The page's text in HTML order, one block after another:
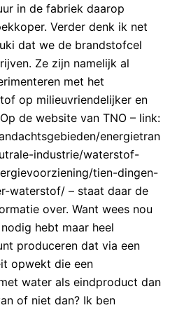
in de fabriek daarop
Verder denk ik net
dat we de brandstofcel
Ze zijn namelijk al
met het
op milieuvriendelijker en
de website van TNO – link:
energietran
industrie/waterstof-
tien-dingen-
waterstof/ – staat daar de
over. Want wees nou
hebt maar heel
produceren dat via een
opwekt die een
water als eindproduct dan
of niet dan? Ik ben